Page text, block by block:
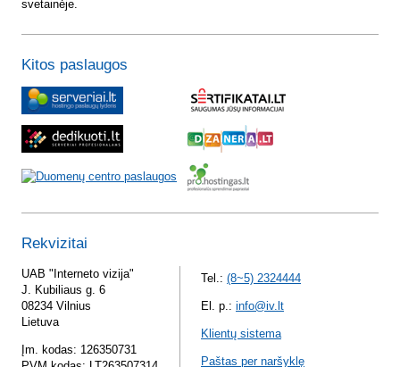
svetainėje.
Kitos paslaugos
Rekvizitai
UAB "Interneto vizija"
J. Kubiliaus g. 6
08234 Vilnius
Lietuva
Įm. kodas: 126350731
Tel.: (8~5) 2324444
El. p.: info@iv.lt
Klientų sistema
Paštas per naršyklę